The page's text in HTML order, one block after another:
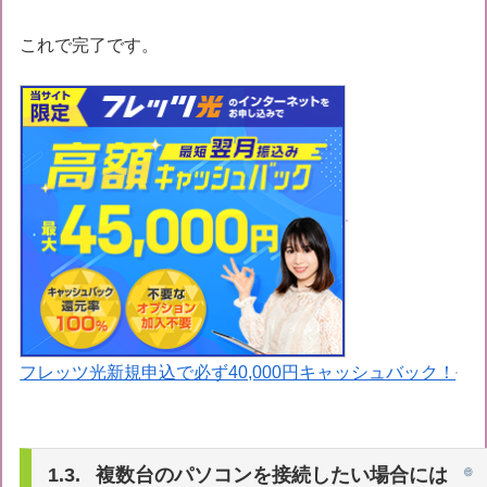
これで完了です。
フレッツ光新規申込で必ず40,000円キャッシュバック！
複数台のパソコンを接続したい場合には